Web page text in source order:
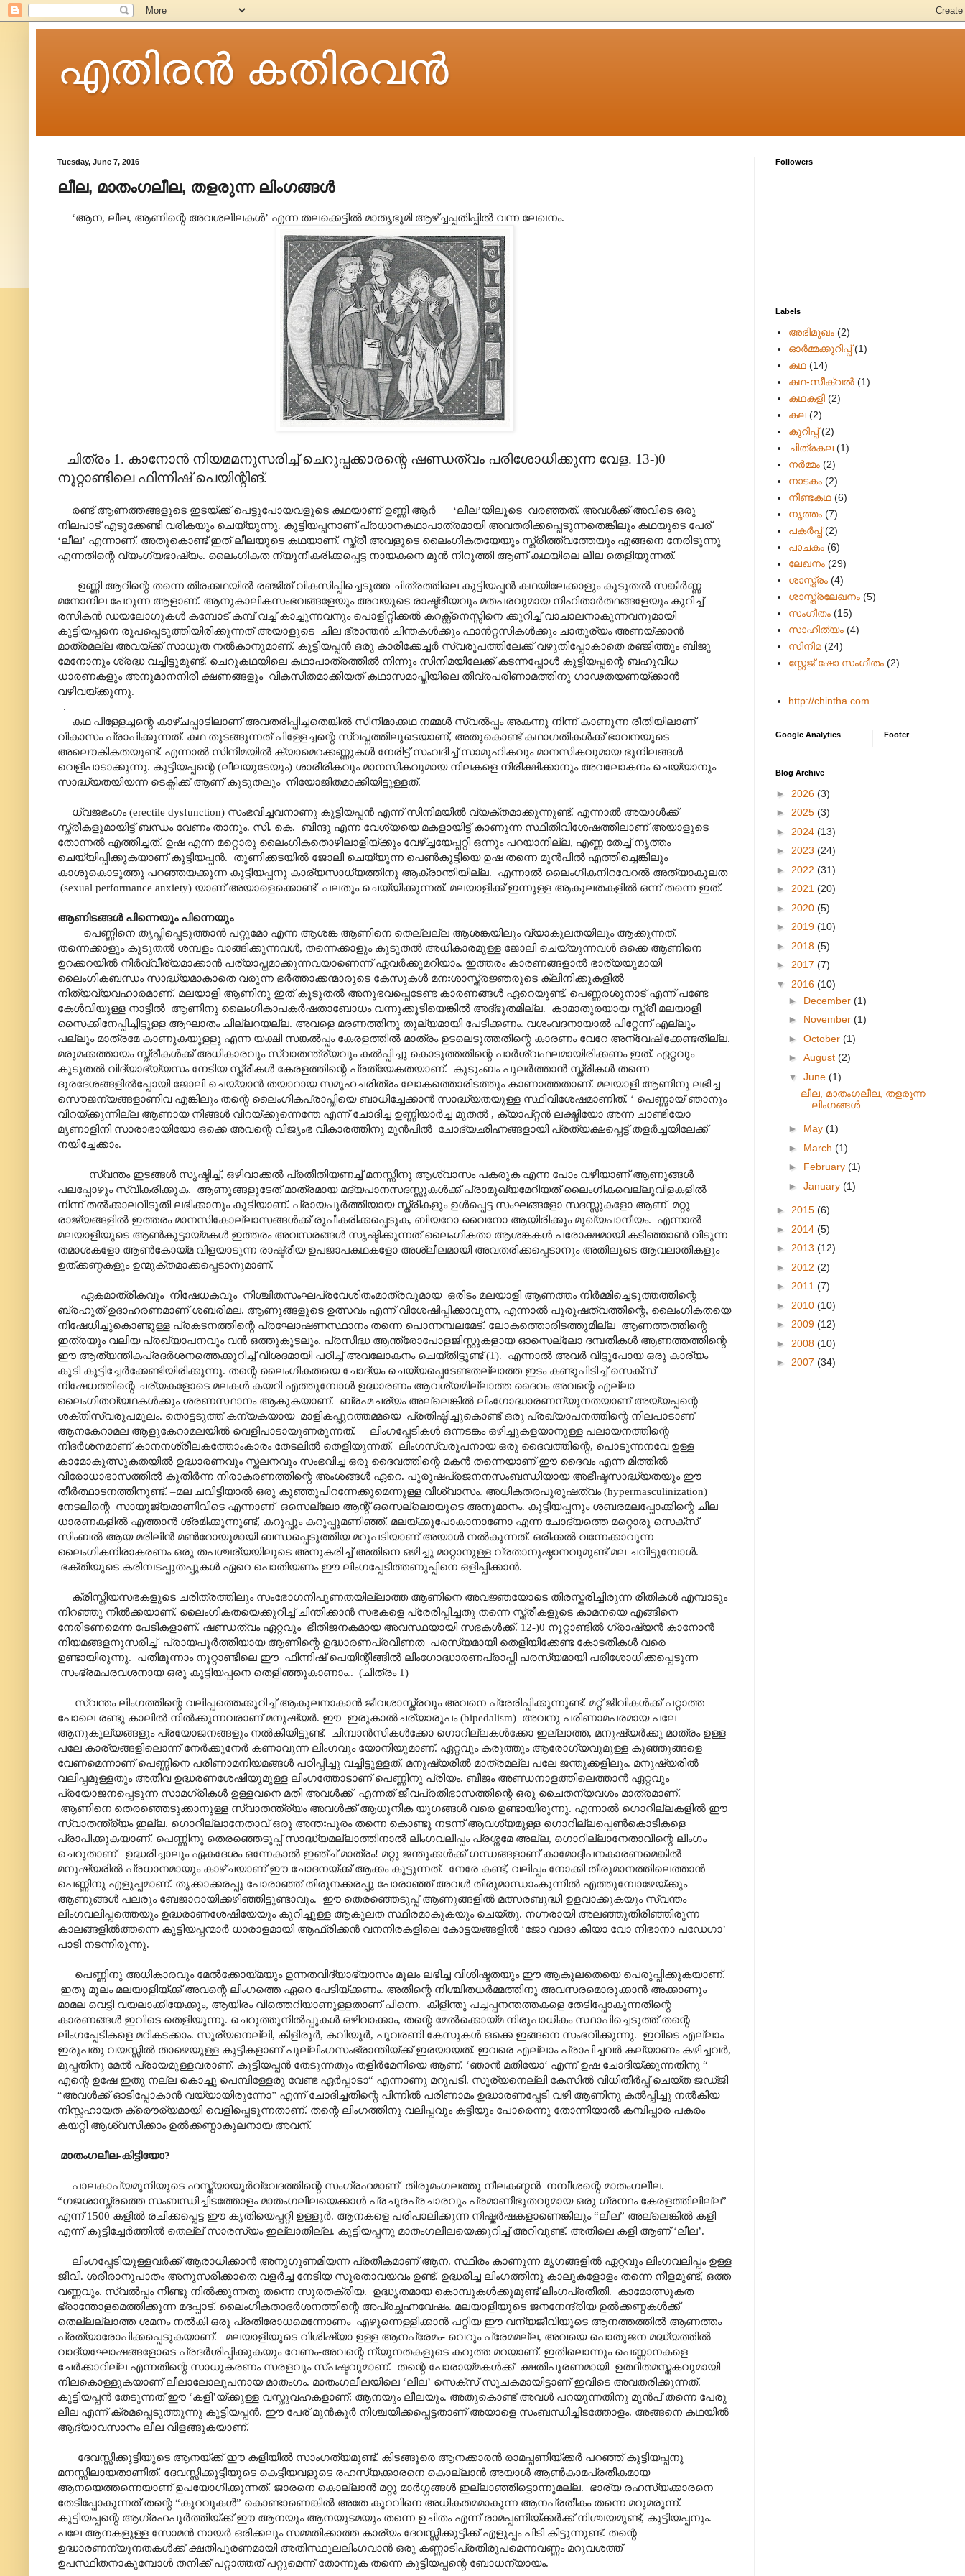
എതിരന്‍ കതിരവന്‍
Tuesday, June 7, 2016
ലീല, മാതംഗലീല, തളരുന്ന ലിംഗങ്ങൾ
‘ആന, ലീല, ആണിന്റെ അവശലീലകൾ’ എന്ന തലക്കെട്ടിൽ മാതൃഭൂമി ആഴ്ച്ചപ്പതിപ്പിൽ വന്ന ലേഖനം.
ചിത്രം 1. കാനോൻ നിയമമനുസരിച്ച് ചെറുപ്പക്കാരന്റെ ഷണ്ഡത്വം പരിശോധിക്കുന്ന വേള. 13-)0
നൂറ്റാണ്ടിലെ ഫിന്നിഷ് പെയിന്റിങ്.
രണ്ട് ആണത്തങ്ങളുടെ ഇടയ്ക്ക് പെട്ടുപോയവളുടെ കഥയാണ് ഉണ്ണി ആർ ‘ലീല’യിലൂടെ വരഞ്ഞത്. അവൾക്ക് അവിടെ ഒരു
നിലപാട് എടുക്കേണ്ടി വരികയും ചെയ്യുന്നു. കുട്ടിയപ്പനാണ് പ്രധാനകഥാപാത്രമായി അവതരിക്കപ്പെടുന്നതെങ്കിലും കഥയുടെ പേര്
‘ലീല’ എന്നാണ്. അതുകൊണ്ട് ഇത് ലീലയുടെ കഥയാണ്. സ്ത്രീ അവളുടെ ലൈംഗികതയേയും സ്ത്രീത്ത്വത്തേയും എങ്ങനെ നേരിടുന്നു
എന്നതിന്റെ വ്യംഗ്യഭാഷ്യം. ലൈംഗികത ന്യൂനീകരിക്കപ്പെട്ട നായകനെ മുൻ നിറുത്തി ആണ് കഥയിലെ ലീല തെളിയുന്നത്.
ഉണ്ണി ആറിന്റെ തന്നെ തിരക്കഥയിൽ രഞ്ജിത് വികസിപ്പിച്ചെടുത്ത ചിത്രത്തിലെ കുട്ടിയപ്പൻ കഥയിലേക്കാളും കൂടുതൽ സങ്കീർണ്ണ
മനോനില പേറുന്ന ആളാണ്. ആനുകാലികസംഭവങ്ങളേയും അവയുടെ രാഷ്ട്രീയവും മതപരവുമായ നിഹിതാർത്ഥങ്ങളേയും കുറിച്ച്
രസികൻ ഡയലോഗുകൾ കമ്പോട് കമ്പ് വച്ച് കാച്ചുന്നവനും പൊളിറ്റിക്കൽ കറക്റ്റ്നെസ്സിനെ ക്കുറിച്ച് വാചാലനാകുന്നവനുമായി
കുട്ടിയപ്പനെ രൂപപ്പെടുത്തിയിരിക്കുന്നത് അയാളുടെ ചില ഭ്രാന്തൻ ചിന്തകൾക്കും ഫാൻറ്റസികൾക്കും ചാതുര്യം അണയ്ക്കാൻ
മാത്രമല്ല അവയ്ക്ക് സാധുത നൽകാനുമാണ്. കുട്ടിയപ്പൻ ഒരു കാരിക്കേച്ചർ സ്വരൂപത്തിലേക്ക് വഴുതിപ്പോകാതെ രഞ്ജിത്തും ബിജു
മേനോനും ശ്രദ്ധ വച്ചിട്ടുമുണ്ട്. ചെറുകഥയിലെ കഥാപാത്രത്തിൽ നിന്നും സിനിമയിലേക്ക് കടന്നപ്പോൾ കുട്ടിയപ്പന്റെ ബഹുവിധ
ധാരണകളും അനുമാനനിരീ ക്ഷണങ്ങളും വികസിതമാക്കിയത് കഥാസമാപ്തിയിലെ തീവ്രപരിണാമത്തിനു ഗാഢതയണയ്ക്കാൻ
വഴിവയ്ക്കുന്നു.
.
കഥ പിള്ളേച്ചന്റെ കാഴ്ചപ്പാടിലാണ് അവതരിപ്പിച്ചതെങ്കിൽ സിനിമാക്കഥ നമ്മൾ സ്വൽ‌പ്പം അകന്നു നിന്ന് കാണുന്ന രീതിയിലാണ്
വികാസം പ്രാപിക്കുന്നത്. കഥ തുടങ്ങുന്നത് പിള്ളേച്ചന്റെ സ്വപ്നത്തിലൂടെയാണ്, അതുകൊണ്ട് കഥാഗതികൾക്ക് ഭാവനയുടെ
അലൌകികതയുണ്ട്. എന്നാൽ സിനിമയിൽ ക്യാമെറക്കണ്ണുകൾ നേരിട്ട് സംവദിച്ച് സാമൂഹികവും മാനസികവുമായ ഭൂനിലങ്ങൾ
വെളിപാടാക്കുന്നു. കുട്ടിയപ്പന്റെ (ലീലയുടേയും) ശാരീരികവും മാനസികവുമായ നിലകളെ നിരീക്ഷിക്കാനും അവലോകനം ചെയ്യാനും
സാദ്ധ്യതയിയന്ന ടെക്നിക്ക് ആണ് കൂടുതലും നിയോജിതമാക്കിയിട്ടുള്ളത്.
ധ്വജഭംഗം (erectile dysfunction) സംഭവിച്ചവനാണു കുട്ടിയപ്പൻ എന്ന് സിനിമയിൽ വ്യക്തമാക്കുന്നുണ്ട്. എന്നാൽ അയാൾക്ക്
സ്ത്രീകളുമായിട്ട് ബന്ധം വേണം താനും. സി. കെ. ബിന്ദു എന്ന വേശ്യയെ മകളായിട്ട് കാണുന്ന സ്ഥിതിവിശേഷത്തിലാണ് അയാളുടെ
തോന്നൽ എത്തിച്ചത്. ഉഷ എന്ന മറ്റൊരു ലൈംഗികതൊഴിലാളിയ്ക്കും വേഴ്ച്ചയേപ്പറ്റി ഒന്നും പറയാനില്ല, എണ്ണ തേച്ച് നൃത്തം
ചെയ്യിപ്പിക്കുകയാണ് കുട്ടിയപ്പൻ. തുണിക്കടയിൽ ജോലി ചെയ്യുന്ന പെൺകുട്ടിയെ ഉഷ തന്നെ മുൻപിൽ എത്തിച്ചെങ്കിലും
കാശുകൊടുത്തു പറഞ്ഞയക്കുന്ന കുട്ടിയപ്പനു കാര്യസാധ്യത്തിനു ആക്രാന്തിയില്ല. എന്നാൽ ലൈംഗികനിറവേറൽ അത്യാകുലത
(sexual performance anxiety) യാണ് അയാളെക്കൊണ്ട് പലതും ചെയ്യിക്കുന്നത്. മലയാളിക്ക് ഇന്നുള്ള ആകുലതകളിൽ ഒന്ന് തന്നെ ഇത്.
ആണിടങ്ങൾ പിന്നെയും പിന്നെയും
പെണ്ണിനെ തൃപ്തിപ്പെടുത്താൻ പറ്റുമോ എന്ന ആശങ്ക ആണിനെ തെല്ലല്ല ആശങ്കയിലും വ്യാകുലതയിലും ആക്കുന്നത്.
തന്നെക്കാളും കൂടുതൽ ശമ്പളം വാങ്ങിക്കുന്നവൾ, തന്നെക്കാളും കൂടുതൽ അധികാരമുള്ള ജോലി ചെയ്യുന്നവൾ ഒക്കെ ആണിനെ
ഉറക്കറയിൽ നിർവ്വീര്യമാക്കാൻ പര്യാപ്തമാക്കുന്നവയാണെന്ന് ഏവർക്കുമറിയാം. ഇത്തരം കാരണങ്ങളാൽ ഭാര്യയുമായി
ലൈംഗികബന്ധം സാദ്ധ്യമാകാതെ വരുന്ന ഭർത്താക്കന്മാരുടെ കേസുകൾ മനഃശാസ്ത്രജ്ഞരുടെ ക്ലിനിക്കുകളിൽ
നിത്യവ്യവഹാരമാണ്. മലയാളി ആണിനു ഇത് കൂടുതൽ അനുഭവപ്പെടേണ്ട കാരണങ്ങൾ ഏറെയുണ്ട്. പെണ്ണരശുനാട് എന്ന് പണ്ടേ
കേൾവിയുള്ള നാട്ടിൽ ആണിനു ലൈംഗികാപകർഷതാബോധം വന്നുക്കൂടിയെങ്കിൽ അദ്ഭുതമില്ല. കാമാതുരയായ സ്ത്രീ മലയാളി
സൈക്കിനേപ്പിച്ചിട്ടുള്ള ആഘാതം ചില്ലറയല്ല. അവളെ മരണത്തിനു തുല്യമായി പേടിക്കണം. വശംവദനായാൽ പിറ്റേന്ന് എല്ലും
പല്ലും മാത്രമേ കാണുകയുള്ളു എന്ന യക്ഷി സങ്കൽ‌പ്പം കേരളത്തിൽ മാത്രം ഉടലെടുത്തതിന്റെ കാരണം വേറേ അന്വേഷിക്കേണ്ടതില്ല.
മരുമക്കത്തായം സ്ത്രീകൾക്ക് അധികാരവും സ്വാതന്ത്ര്യവും കൽ‌പ്പിച്ചു കൊടുത്തതിന്റെ പാർശ്വഫലമായിരിക്കണം ഇത്. ഏറ്റവും
കൂടുതൽ വിദ്യാഭ്യ്യസം നേടിയ സ്ത്രീകൾ കേരളത്തിന്റെ പ്രത്യേകതയാണ്. കുടുംബം പുലർത്താൻ സ്ത്രീകൾ തന്നെ
ദൂരദേശങ്ങളിൽ‌പ്പോയി ജോലി ചെയ്യാൻ തയാറായ സമൂഹചരിത്രം ലോകത്തൊരിടത്തും കാണാത്തതാണ്. മലയാളി ആണിനു ലഭിച്ച
സൌജന്യങ്ങളാണിവ എങ്കിലും തന്റെ ലൈംഗികപ്രാപ്തിയെ ബാധിച്ചേക്കാൻ സാദ്ധ്യതയുള്ള സ്ഥിവിശേഷമാണിത്. ‘ പെണ്ണായ് ഞാനും
വിറയ്ക്കുന്നില്ല ആണായ നിങ്ങൾ വിറയ്ക്കുന്നെന്തേ എന്ന് ചോദിച്ച ഉണ്ണിയാർച്ച മുതൽ , ക്യാപ്റ്റൻ ലക്ഷ്മിയോ അന്ന ചാണ്ടിയോ
മൃണാളിനി സാരാഭായിയോ ഒക്കെ അവന്റെ വിജൃംഭ വികാരത്തിനു മുൻപിൽ ചോദ്യഛിഹ്നങ്ങളായി പ്രത്യക്ഷപ്പെട്ട് തളർച്ചയിലേക്ക്
നയിച്ചേക്കാം.
സ്വന്തം ഇടങ്ങൾ സൃഷ്ടിച്ച്, ഒഴിവാക്കൽ പ്രതീതിയണച്ച് മനസ്സിനു ആശ്വാസം പകരുക എന്ന പോം വഴിയാണ് ആണുങ്ങൾ
പലപ്പോഴും സ്വീകരിക്കുക. ആണുങ്ങളുടേത് മാത്രമായ മദ്യപാനസദസ്സുകൾക്ക് പ്രാമുഖ്യമേറിയത് ലൈംഗികവെല്ലുവിളകളിൽ
നിന്ന് തൽക്കാലവിടുതി ലഭിക്കാനും കൂടിയാണ്. പ്രായപൂർത്തിയായ സ്ത്രീകളും ഉൾപ്പെട്ട സംഘങ്ങളോ സദസ്സുകളോ ആണ് മറ്റു
രാജ്യങ്ങളിൽ ഇത്തരം മാനസികോല്ലാസങ്ങൾക്ക് രൂപീകരിക്കപ്പെടുക, ബിയറോ വൈനോ ആയിരിക്കും മുഖ്യപാനീയം. എന്നാൽ
മലയാളിയുടെ ആൺകൂട്ടായ്മകൾ ഇത്തരം അവസരങ്ങൾ സൃഷ്ടിക്കുന്നത് ലൈംഗികതാ ആശങ്കകൾ പരോക്ഷമായി കടിഞ്ഞാൺ വിടുന്ന
തമാശകളോ ആൺകോയ്മ വിളയാടുന്ന രാഷ്ട്രീയ ഉപജാപകഥകളോ അശ്ലീലമായി അവതരിക്കപ്പെടാനും അതിലൂടെ ആവലാതികളും
ഉത്ക്കണ്ഠകളും ഉന്മുക്തമാക്കപ്പെടാനുമാണ്.
ഏകമാത്രികവും നിഷേധകവും നിശ്ചിതസംഘപ്രവേശിതംമാത്രവുമായ ഒരിടം മലയാളി ആണത്തം നിർമ്മിച്ചെടുത്തത്തിന്റെ
ബ്രഹുത് ഉദാഹരണമാണ് ശബരിമല. ആണുങ്ങളുടെ ഉത്സവം എന്ന് വിശേഷിപ്പിക്കാവുന്ന, എന്നാൽ പുരുഷത്വത്തിന്റെ, ലൈംഗികതയെ
നിഷേധിച്ചുകൊണ്ടുള്ള പ്രകടനത്തിന്റെ പ്രഘോഷണസ്ഥാനം തന്നെ പൊന്നമ്പലമേട്. ലോകത്തൊരിടത്തുമില്ല ആണത്തത്തിന്റെ
ഇത്രയും വലിയ പ്രഖ്യാപനവും വൻ ഒത്തുകൂടലും. പ്രസിദ്ധ ആന്ത്രോപോളജിസ്റ്റുകളായ ഓസെല്ലോ ദമ്പതികൾ ആണത്തത്തിന്റെ
ഈ ആത്യന്തികപ്രദർശനത്തെക്കുറിച്ച് വിശദമായി പഠിച്ച് അവലോകനം ചെയ്തിട്ടുണ്ട് (1). എന്നാൽ അവർ വിട്ടുപോയ ഒരു കാര്യം
കൂടി കൂട്ടിച്ചേർക്കേണ്ടിയിരിക്കുന്നു. തന്റെ ലൈംഗികതയെ ചോദ്യം ചെയ്യപ്പെടേണ്ടതല്ലാത്ത ഇടം കണ്ടുപിടിച്ച് സെക്സ്
നിഷേധത്തിന്റെ ചര്യകളോടെ മലകൾ കയറി എത്തുമ്പോൾ ഉദ്ധാരണം ആവശ്യമില്ലാത്ത ദൈവം അവന്റെ എല്ലാ
ലൈംഗിതവ്യഥകൾക്കും ശരണസ്ഥാനം ആകുകയാണ്. ബ്രഹ്മചര്യം അല്ലെങ്കിൽ ലിംഗോദ്ധാരണന്യൂനതയാണ് അയ്യപ്പന്റെ
ശക്തിസ്വരൂപമൂലം. തൊട്ടടുത്ത് കന്യകയായ മാളികപ്പുറത്തമ്മയെ പ്രതിഷ്ഠിച്ചുകൊണ്ട് ഒരു പ്രഖ്യാപനത്തിന്റെ നിലപാടാണ്
ആനകേറാമല ആളുകേറാമലയിൽ വെളിപാടായുണരുന്നത്. ലിംഗപ്പേടികൾ ഒന്നടങ്കം ഒഴിച്ചുകളയാനുള്ള പലായനത്തിന്റെ
നിദർശനമാണ് കാനനശ്രീലകത്തോംകാരം തേടലിൽ തെളിയുന്നത്. ലിംഗസ്വരൂപനായ ഒരു ദൈവത്തിന്റെ, പൊടുന്നനവേ ഉള്ള
കാമോകുത്സുകതയിൽ ഉദ്ധാരണവും സ്ഖലനവും സംഭവിച്ച ഒരു ദൈവത്തിന്റെ മകൻ തന്നെയാണ് ഈ ദൈവം എന്ന മിത്തിൽ
വിരോധാഭാസത്തിൽ കുതിർന്ന നിരാകരണത്തിന്റെ അംശങ്ങൾ ഏറെ. പുരുഷപ്രജനനസംബന്ധിയായ അഭീഷ്ടസാദ്ധ്യതയും ഈ
തീർത്ഥാടനത്തിനുണ്ട്. –മല ചവിട്ടിയാൽ ഒരു കുഞ്ഞുപിറന്നേക്കുമെന്നുള്ള വിശ്വാസം. അധികതരപുരുഷത്വം (hypermasculinization)
നേടലിന്റെ സായൂജ്യമാണിവിടെ എന്നാണ് ഒസെല്ലോ ആന്റ് ഒസെല്ലൊയുടെ അനുമാനം. കുട്ടിയപ്പനും ശബരമലപ്പോക്കിന്റെ ചില
ധാരണകളിൽ എത്താൻ ശ്രമിക്കുന്നുണ്ട്, കറുപ്പും കറുപ്പുമണിഞ്ഞ്. മലയ്ക്കുപോകാനാണോ എന്ന ചോദ്യത്തെ മറ്റൊരു സെക്സ്
സിംബൽ ആയ മരിലിൻ മൺറോയുമായി ബന്ധപ്പെടുത്തിയ മറുപടിയാണ് അയാൾ നൽകുന്നത്. ഒരിക്കൽ വന്നേക്കാവുന്ന
ലൈംഗികനിരാകരണം ഒരു തപശ്ചര്യയിലൂടെ അനുകരിച്ച് അതിനെ ഒഴിച്ചു മാറ്റാനുള്ള വ്രതാനുഷ്ഠാനവുമുണ്ട് മല ചവിട്ടുമ്പോൾ.
ഭക്തിയുടെ കരിമ്പടപ്പുതപ്പുകൾ ഏറെ പൊതിയണം ഈ ലിംഗപ്പേടിത്തണുപ്പിനെ ഒളിപ്പിക്കാൻ.
ക്രിസ്തീയസഭകളുടെ ചരിത്രത്തിലും സംഭോഗനിപുണതയില്ലാത്ത ആണിനെ അവജ്ഞയോടെ തിരസ്കരിച്ചിരുന്ന രീതികൾ എമ്പാടും
നിറഞ്ഞു നിൽക്കയാണ്. ലൈംഗികതയെക്കുറിച്ച് ചിന്തിക്കാൻ സഭകളെ പ്രേരിപ്പിച്ചതു തന്നെ സ്ത്രീകളുടെ കാമനയെ എങ്ങിനെ
നേരിടണമെന്ന പേടികളാണ്. ഷണ്ഡത്വം ഏറ്റവും ഭീതിജനകമായ അവസ്ഥയായി സഭകൾക്ക്. 12-)0 നൂറ്റാണ്ടിൽ ഗ്രാഷ്യൻ കാനോൻ
നിയമങ്ങളനുസരിച്ച് പ്രായപൂർത്തിയായ ആണിന്റെ ഉദ്ധാരണപ്രവീണത പരസ്യമായി തെളിയിക്കേണ്ട കോടതികൾ വരെ
ഉണ്ടായിരുന്നു. പതിമൂന്നാം നൂറ്റാണ്ടിലെ ഈ ഫിന്നിഷ് പെയിന്റിങ്ങിൽ ലിംഗോദ്ധാരണപ്രാപ്തി പരസ്യമായി പരിശോധിക്കപ്പെടുന്ന
സംഭ്രമപരവശനായ ഒരു കുട്ടിയപ്പനെ തെളിഞ്ഞുകാണാം.. (ചിത്രം 1)
സ്വന്തം ലിംഗത്തിന്റെ വലിപ്പത്തെക്കുറിച്ച് ആകുലനാകാൻ ജീവശാസ്ത്രവും അവനെ പ്രേരിപ്പിക്കുന്നുണ്ട്. മറ്റ് ജീവികൾക്ക് പറ്റാത്ത
പോലെ രണ്ടു കാലിൽ നിൽക്കുന്നവരാണ് മനുഷ്യർ. ഈ ഇരുകാൽചര്യാരൂപം (bipedalism) അവനു പരിണാമപരമായ പലേ
ആനുകൂല്യങ്ങളും പ്രയോജനങ്ങളും നൽകിയിട്ടുണ്ട്. ചിമ്പാൻസികൾക്കോ ഗൊറില്ലകൾക്കോ ഇല്ലാത്ത, മനുഷ്യർക്കു മാത്രം ഉള്ള
പലേ കാര്യങ്ങളിലൊന്ന് നേർക്കുനേർ കണാവുന്ന ലിംഗവും യോനിയുമാണ്. ഏറ്റവും കരുത്തും ആരോഗ്യവുമുള്ള കുഞ്ഞുങ്ങളെ
വേണമെന്നാണ് പെണ്ണിനെ പരിണാമനിയമങ്ങൾ പഠിപ്പിച്ചു വച്ചിട്ടുള്ളത്. മനുഷ്യരിൽ മാത്രമല്ല പലേ ജന്തുക്കളിലും. മനുഷ്യരിൽ
വലിപ്പമുള്ളതും അതീവ ഉദ്ധരണശേഷിയുമുള്ള ലിംഗത്തോടാണ് പെണ്ണിനു പ്രിയം. ബീജം അണ്ഡനാളത്തിലെത്താൻ ഏറ്റവും
പ്രയോജനപ്പെടുന്ന സാമഗ്രികൾ ഉള്ളവനെ മതി അവൾക്ക് എന്നത് ജീവപ്രതിഭാസത്തിന്റെ ഒരു ചൈതന്യവശം മാത്രമാണ്.
ആണിനെ തെരഞ്ഞെടുക്കാനുള്ള സ്വാതന്ത്ര്യം അവൾക്ക് ആധുനിക യുഗങ്ങൾ വരെ ഉണ്ടായിരുന്നു. എന്നാൽ ഗൊറില്ലകളിൽ ഈ
സ്വാതന്ത്ര്യം ഇല്ല. ഗൊറില്ലാനേതാവ് ഒരു അന്തഃപുരം തന്നെ കൊണ്ടു നടന്ന് ആവശ്യമുള്ള ഗൊറില്ലപ്പെൺകൊടികളെ
പ്രാപിക്കുകയാണ്. പെണ്ണിനു തെരഞ്ഞെടുപ്പ് സാദ്ധ്യമല്ലാത്തിനാൽ ലിംഗവലിപ്പം പ്രശ്നമേ അല്ല, ഗൊറില്ലാനേതാവിന്റെ ലിംഗം
ചെറുതാണ് ഉദ്ധരിച്ചാലും ഏകദേശം ഒന്നേകാൽ ഇഞ്ച് മാത്രം! മറ്റു ജന്തുക്കൾക്ക് ഗന്ധങ്ങളാണ് കാമോദ്ദീപനകാരണമെങ്കിൽ
മനുഷ്യരിൽ പ്രധാനമായും കാഴ്ചയാണ് ഈ ചോദനയ്ക്ക് ആക്കം കൂട്ടുന്നത്. നേരേ കണ്ട്, വലിപ്പം നോക്കി തീരുമാനത്തിലെത്താൻ
പെണ്ണിനു എളുപ്പമാണ്. തൃക്കാക്കരപ്പൂ പോരാഞ്ഞ് തിരുനക്കരപ്പൂ പോരാഞ്ഞ് അവൾ തിരുമാന്ധാംകുന്നിൽ എത്തുമ്പോഴേയ്ക്കും
ആണുങ്ങൾ പലരും ബേജാറായിക്കഴിഞ്ഞിട്ടുണ്ടാവും. ഈ തെരഞ്ഞെടുപ്പ് ആണുങ്ങളിൽ മത്സരബുദ്ധി ഉളവാക്കുകയും സ്വന്തം
ലിംഗവലിപ്പത്തെയും ഉദ്ധരാണശേഷിയേയും കുറിച്ചുള്ള ആകുലത സ്ഥിരമാകുകയും ചെയ്തു. നഗ്നരായി അലഞ്ഞുതിരിഞ്ഞിരുന്ന
കാലങ്ങളിൽത്തന്നെ കുട്ടിയപ്പന്മാർ ധാരാളമായി ആഫ്രിക്കൻ വനനിരകളിലെ കോട്ടയങ്ങളിൽ ‘ജോ വാദാ കിയാ വോ നിഭാനാ പഡേഗാ’
പാടി നടന്നിരുന്നു.
പെണ്ണിനു അധികാരവും മേൽക്കോയ്മയും ഉന്നതവിദ്യാഭ്യാസം മൂലം ലഭിച്ച വിശിഷ്ടതയും ഈ ആകുലതെയെ പെരുപ്പിക്കുകയാണ്.
ഇതു മൂലം മലയാളിയ്ക്ക് അവന്റെ ലിംഗത്തെ ഏറെ പേടിയ്ക്കണം. അതിന്റെ നിശ്ചിതധർമ്മത്തിനു അവസരമൊരുക്കാൻ അക്കാണും
മാമല വെട്ടി വയലാക്കിയേക്കും, ആയിരം വിത്തെറിയാണുള്ളതാണ് പിന്നെ. കിളിന്തു പച്ചപ്പനന്തത്തകളെ തേടിപ്പോകുന്നതിന്റെ
കാരണങ്ങൾ ഇവിടെ തെളിയുന്നു. ചെറുത്തുനിൽ‌പ്പുകൾ ഒഴിവാക്കാം, തന്റെ മേൽക്കൊയ്മ നിരുപാധികം സ്ഥാപിച്ചെടുത്ത് തന്റെ
ലിംഗപ്പേടികളെ മറികടക്കാം. സൂര്യനെല്ലി, കിളിരൂർ, കവിയൂർ, പൂവരണി കേസുകൾ ഒക്കെ ഇങ്ങനെ സംഭവിക്കുന്നു. ഇവിടെ എല്ലാം
ഇരുപതു വയസ്സിൽ താഴെയുള്ള കുട്ടികളാണ് പുല്ലിംഗസംഭ്രാന്തിയ്ക്ക് ഇരയായത്. ഇവരെ എല്ലാം പ്രാപിച്ചവർ കല്യാണം കഴിച്ചവർ,
മുപ്പതിനു മേൽ പ്രായമുള്ളവരാണ്. കുട്ടിയപ്പൻ തേടുന്നതും തളിർമേനിയെ ആണ്. ‘ഞാൻ മതിയോ‘ എന്ന് ഉഷ ചോദിയ്ക്കുന്നതിനു “
എന്റെ ഉഷേ ഇതു നല്ല കൊച്ചു പെമ്പിള്ളേരു വേണ്ട ഏർപ്പാടാ“ എന്നാണു മറുപടി. സൂര്യനെല്ലി കേസിൽ വിധിതീർപ്പ് ചെയ്ത ജഡ്ജി
“അവൾക്ക് ഓടിപ്പോകാൻ വയ്യായിരുന്നോ” എന്ന് ചോദിച്ചതിന്റെ പിന്നിൽ പരിണാമം ഉദ്ധാരണപ്പേടി വഴി ആണിനു കൽ‌പ്പിച്ചു നൽകിയ
നിസ്സഹായത ക്രൌര്യമായി വെളിപ്പെടുന്നതാണ്. തന്റെ ലിംഗത്തിനു വലിപ്പവും കട്ടിയും പോരെന്നു തോന്നിയാൽ കമ്പിപ്പാര പകരം
കയറ്റി ആശ്വസിക്കാം ഉൽക്കണ്ഠാകുലനായ അവന്.
മാതംഗലീല-കിട്ടിയോ?
പാലകാപ്യമുനിയുടെ ഹസ്ത്യായുർവ്വേദത്തിന്റെ സംഗ്രഹമാണ് തിരുമംഗലത്തു നീലകണ്ഠൻ നമ്പീശന്റെ മാതംഗലീല.
“ഗജശാസ്ത്രത്തെ സംബന്ധിച്ചിടത്തോളം മാതംഗലീലയെക്കാൾ പ്രചുരപ്രചാരവും പ്രമാണീഭൂതവുമായ ഒരു ഗ്രന്ഥം കേരളത്തിലില്ല”
എന്ന് 1500 കളിൽ രചിക്കപ്പെട്ട ഈ കൃതിയെപ്പറ്റി ഉള്ളൂർ. ആനകളെ പരിപാലിക്കുന്ന നിഷ്കർഷകളാണെങ്കിലും “ലീല” അല്ലെങ്കിൽ കളി
എന്ന് കൂട്ടിച്ചേർത്തിൽ തെല്ല് സാരസ്യം ഇല്ലാതില്ല. കുട്ടിയപ്പനു മാതംഗലീലയെക്കുറിച്ച് അറിവുണ്ട്. അതിലെ കളി ആണ് ‘ലീല’.
ലിംഗപ്പേടിയുള്ളവർക്ക് ആരാധിക്കാൻ അനുഗുണമിയന്ന പ്രതീകമാണ് ആന. സ്ഥിരം കാണുന്ന മൃഗങ്ങളിൽ ഏറ്റവും ലിംഗവലിപ്പം ഉള്ള
ജീവി. ശരീരാനുപാതം അനുസരിക്കാതെ വളർച്ച നേടിയ സുരതാവയവം ഉണ്ട്. ഉദ്ധരിച്ച ലിംഗത്തിനു കാലുകളോളം തന്നെ നീളമുണ്ട്, ഒത്ത
വണ്ണവും. സ്വൽ‌പ്പം നീണ്ടു നിൽക്കുന്നതു തന്നെ സുരതക്രിയ. ഉദ്ധൃതമായ കൊമ്പുകൾക്കുമുണ്ട് ലിംഗപ്രതീതി. കാമോത്സുകത
ഭ്രാന്തോളമെത്തിക്കുന്ന മദപ്പാട്. ലൈംഗികതാദർശനത്തിന്റെ അപ്രച്ഛഹ്നവേഷം. മലയാളിയുടെ ജനനേന്ദ്രിയ ഉൽക്കണ്ഠകൾക്ക്
തെല്ലല്ലാത്ത ശമനം നൽകി ഒരു പ്രതിരോധമെന്നോണം എഴുന്നെള്ളിക്കാൻ പറ്റിയ ഈ വന്യജീവിയുടെ ആനത്തത്തിൽ ആണത്തം
പ്രത്യാരോപിക്കപ്പെടുകയാണ്. മലയാളിയുടെ വിശിഷ്യാ ഉള്ള ആനപ്രേമം- വെറും പ്രേമമല്ല, അവയെ പൊതുജന മദ്ധ്യത്തിൽ
വാദ്യഘോഷങ്ങളോടെ പ്രദർശിപ്പിക്കുകയും വേണം-അവന്റെ ന്യൂനതകളുടെ കറുത്ത മറയാണ്. ഇതിലൊന്നും പെണ്ണാനകളെ
ചേർക്കാറില്ല എന്നതിന്റെ സാധൂകരണം സരളവും സ്പഷ്ടവുമാണ്. തന്റെ പോരായ്മകൾക്ക് ക്ഷതിപൂരണമായി ഉത്ഥിതമസ്തകവുമായി
നിലകൊള്ളുകയാണ് ലീലാലോലുപനായ മാതംഗം. മാതംഗലീലയിലെ ‘ലീല’ സെക്സ് സൂചകമായിട്ടാണ് ഇവിടെ അവതരിക്കുന്നത്.
കുട്ടിയപ്പൻ തേടുന്നത് ഈ ‘കളി’യ്ക്കുള്ള വസ്തുവഹകളാണ്: ആനയും ലീലയും. അതുകൊണ്ട് അവൾ പറയുന്നതിനു മുൻപ് തന്നെ പേരു
ലീല എന്ന് ക്രമപ്പെടുത്തുന്നു കുട്ടിയപ്പൻ. ഈ പേര് മുൻകൂർ നിശ്ചയിക്കപ്പെട്ടതാണ് അയാളെ സംബന്ധിച്ചിടത്തോളം. അങ്ങനെ കഥയിൽ
ആദ്യാവസാനം ലീല വിളങ്ങുകയാണ്.
ദേവസ്സിക്കുട്ടിയുടെ ആനയ്ക്ക് ഈ കളിയിൽ സാംഗത്യമുണ്ട്. കിടങ്ങൂരെ ആനക്കാരൻ രാമപ്പണിയ്ക്കർ പറഞ്ഞ് കുട്ടിയപ്പനു
മനസ്സിലായതാണിത്. ദേവസ്സിക്കുട്ടിയുടെ കെട്ടിയവളുടെ രഹസ്യക്കാരനെ കൊല്ലാൻ അയാൾ ആൺകാമപ്രതീകമായ
ആനയെത്തന്നെയാണ് ഉപയോഗിക്കുന്നത്. ജാരനെ കൊല്ലാൻ മറ്റു മാർഗ്ഗങ്ങൾ ഇല്ലാഞ്ഞിട്ടൊന്നുമല്ല. ഭാര്യ രഹസ്യക്കാരനെ
തേടിപ്പോകുന്നത് തന്റെ “കുറവുകൾ” കൊണ്ടാണെങ്കിൽ അതേ കുറവിനെ അധികതമമാകുന്ന ആനപ്രതീകം തന്നെ മറുമരുന്ന്.
കുട്ടിയപ്പന്റെ ആഗ്രഹപൂർത്തിയ്ക്ക് ഈ ആനയും ആനയുടമയും തന്നെ ഉചിതം എന്ന് രാമപ്പണിയ്ക്കർക്ക് നിശ്ചയമുണ്ട്, കുട്ടിയപ്പനും.
പലേ ആനകളുള്ള സോമൻ നായർ ഒരിക്കലും സമ്മതിക്കാത്ത കാര്യം ദേവസ്സിക്കുട്ടിക്ക് എളുപ്പം പിടി കിട്ടുന്നുണ്ട്. തന്റെ
ഉദ്ധാരണന്യൂനതകൾക്ക് ക്ഷതിപൂരണമായി അതിസ്ഥൂലലിംഗവാൻ ഒരു കണ്ണാടിപ്രതിരൂപമെന്നവണ്ണം മറുവശത്ത്
ഉപസ്ഥിതനാകുമ്പോൾ തനിക്ക് പറ്റാത്തത് പറ്റുമെന്ന് തോന്നുക തന്നെ കുട്ടിയപ്പന്റെ ബോധന്യായം.
Followers
Labels
അഭിമുഖം (2)
ഓർമ്മക്കുറിപ്പ് (1)
കഥ (14)
കഥ-സീക്വല്‍ (1)
കഥകളി (2)
കല (2)
കുറിപ്പ് (2)
ചിത്രകല (1)
നർമ്മം (2)
നാടകം (2)
നീണ്ടകഥ (6)
നൃത്തം (7)
പകര്‍പ്പ് (2)
പാചകം (6)
ലേഖനം (29)
ശാസ്ത്രം (4)
ശാസ്ത്രലേഖനം (5)
സംഗീതം (15)
സാഹിത്യം (4)
സിനിമ (24)
സ്റ്റേജ് ഷോ സംഗീതം (2)
http://chintha.com
Google Analytics Footer
Blog Archive
► 2026 (3)
► 2025 (3)
► 2024 (13)
► 2023 (24)
► 2022 (31)
► 2021 (20)
► 2020 (5)
► 2019 (10)
► 2018 (5)
► 2017 (7)
▼ 2016 (10)
► December (1)
► November (1)
► October (1)
► August (2)
▼ June (1)
ലീല, മാതംഗലീല, തളരുന്ന
ലിംഗങ്ങൾ
► May (1)
► March (1)
► February (1)
► January (1)
► 2015 (6)
► 2014 (5)
► 2013 (12)
► 2012 (2)
► 2011 (7)
► 2010 (10)
► 2009 (12)
► 2008 (10)
► 2007 (34)